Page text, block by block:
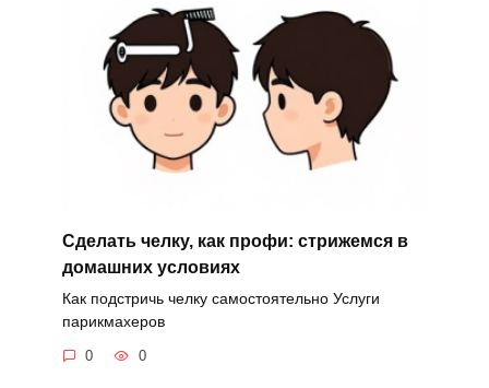
Сделать челку, как профи: стрижемся в
домашних условиях
Как подстричь челку самостоятельно Услуги
парикмахеров
0 0